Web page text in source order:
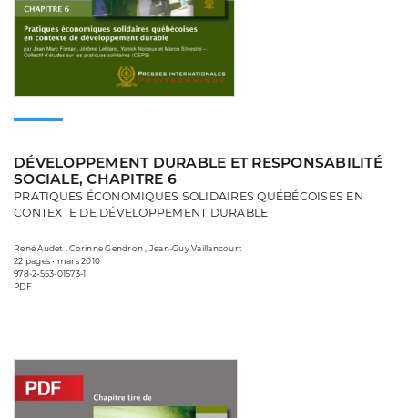
DÉVELOPPEMENT DURABLE ET RESPONSABILITÉ
SOCIALE, CHAPITRE 6
PRATIQUES ÉCONOMIQUES SOLIDAIRES QUÉBÉCOISES EN
CONTEXTE DE DÉVELOPPEMENT DURABLE
René Audet , Corinne Gendron , Jean-Guy Vaillancourt
22 pages • mars 2010
978-2-553-01573-1
PDF